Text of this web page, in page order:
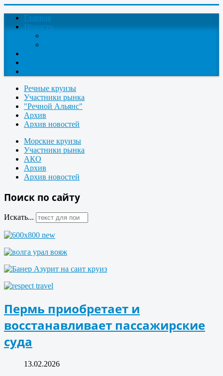
Главная
Новости
Речные круизы
Участники рынка
"Речной Альянс"
Архив
Архив новостей
Морские круизы
Участники рынка
АКО
Архив
Архив новостей
Поиск по сайту
Искать...
Пермь приобретает и
восстанавливает пассажирские
суда
13.02.2026